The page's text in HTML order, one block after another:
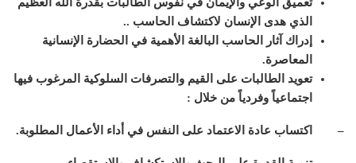
الذي هدى الإنسان لاكتشاف الحاسب ..
إدراك آثار الحاسب البالغة الأهمية في الحضارة الإنسانية
المعاصرة.
تعويد الطالبات على القيم والتصرفات السلوكية المرغوب فيها
اجتماعياً وفردياً من خلال :
– اكتساب عادة الاعتماد على النفس في أداء الأعمال المطلوبة.